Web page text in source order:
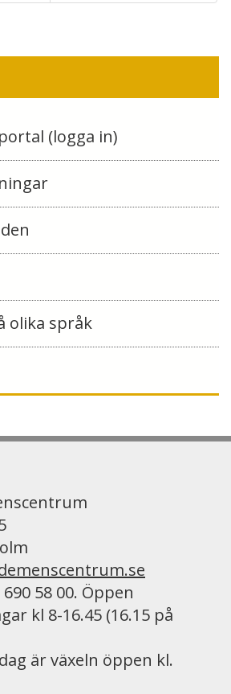
(logga in)
olika språk
58 00. Öppen
kl 8-16.45 (16.15 på
är växeln öppen kl.